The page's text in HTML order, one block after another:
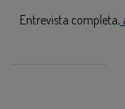
Entrevista completa,